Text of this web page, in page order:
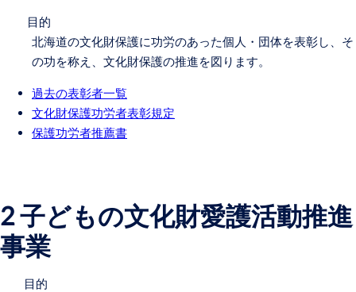
目的
北海道の文化財保護に功労のあった個人・団体を表彰し、そ
の功を称え、文化財保護の推進を図ります。
過去の表彰者一覧
文化財保護功労者表彰規定
保護功労者推薦書
2 子どもの文化財愛護活動推進
事業
目的